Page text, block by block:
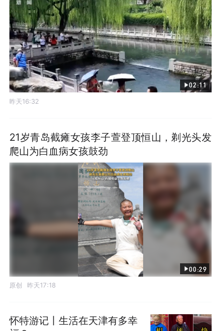
02:11
昨天16:32
21岁青岛截瘫女孩李子萱登顶恒山，剃光头发
爬山为白血病女孩鼓劲
00:29
原创 昨天17:18
怀特游记丨生活在天津有多幸